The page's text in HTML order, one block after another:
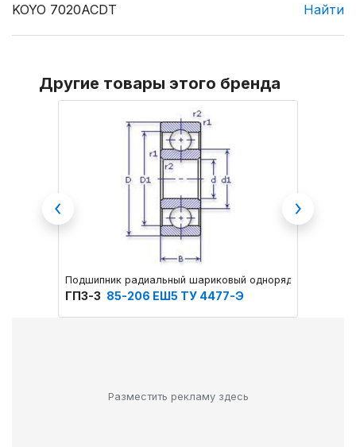
KOYO 7020ACDT Найти
Другие товары этого бренда
Подшипник радиальный шариковый однорядный
ГПЗ-3 85-206 ЕШ5 ТУ 4477-Э
Previous Next
Разместить рекламу здесь